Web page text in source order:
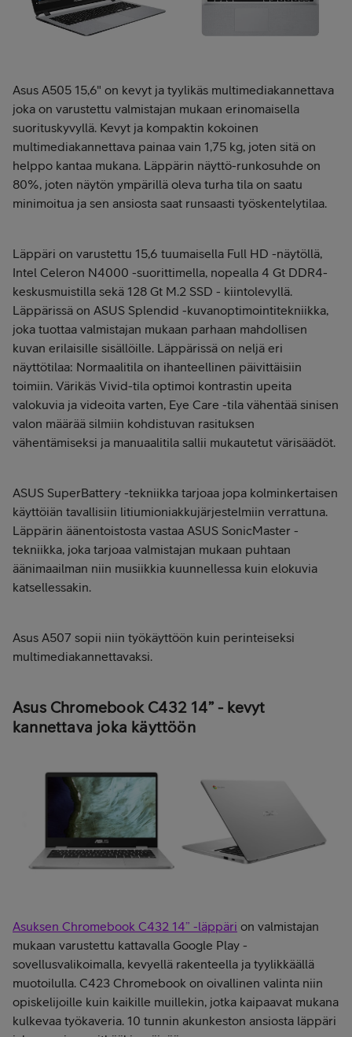
Asus A505 15,6" on kevyt ja tyylikäs multimediakannettava
joka on varustettu valmistajan mukaan erinomaisella
suorituskyvyllä. Kevyt ja kompaktin kokoinen
multimediakannettava painaa vain 1,75 kg, joten sitä on
helppo kantaa mukana. Läppärin näyttö-runkosuhde on
80%, joten näytön ympärillä oleva turha tila on saatu
minimoitua ja sen ansiosta saat runsaasti työskentelytilaa.
Läppäri on varustettu 15,6 tuumaisella Full HD -näytöllä,
Intel Celeron N4000 -suorittimella, nopealla 4 Gt DDR4-
keskusmuistilla sekä 128 Gt M.2 SSD - kiintolevyllä.
Läppärissä on ASUS Splendid -kuvanoptimointitekniikka,
joka tuottaa valmistajan mukaan parhaan mahdollisen
kuvan erilaisille sisällöille. Läppärissä on neljä eri
näyttötilaa: Normaalitila on ihanteellinen päivittäisiin
toimiin. Värikäs Vivid-tila optimoi kontrastin upeita
valokuvia ja videoita varten, Eye Care -tila vähentää sinisen
valon määrää silmiin kohdistuvan rasituksen
vähentämiseksi ja manuaalitila sallii mukautetut värisäädöt.
ASUS SuperBattery -tekniikka tarjoaa jopa kolminkertaisen
käyttöiän tavallisiin litiumioniakkujärjestelmiin verrattuna.
Läppärin äänentoistosta vastaa ASUS SonicMaster -
tekniikka, joka tarjoaa valmistajan mukaan puhtaan
äänimaailman niin musiikkia kuunnellessa kuin elokuvia
katsellessakin.
Asus A507 sopii niin työkäyttöön kuin perinteiseksi
multimediakannettavaksi.
Asus Chromebook C432 14” - kevyt
kannettava joka käyttöön
Asuksen Chromebook C432 14” -läppäri on valmistajan
mukaan varustettu kattavalla Google Play -
sovellusvalikoimalla, kevyellä rakenteella ja tyylikkäällä
muotoilulla. C423 Chromebook on oivallinen valinta niin
opiskelijoille kuin kaikille muillekin, jotka kaipaavat mukana
kulkevaa työkaveria. 10 tunnin akunkeston ansiosta läppäri